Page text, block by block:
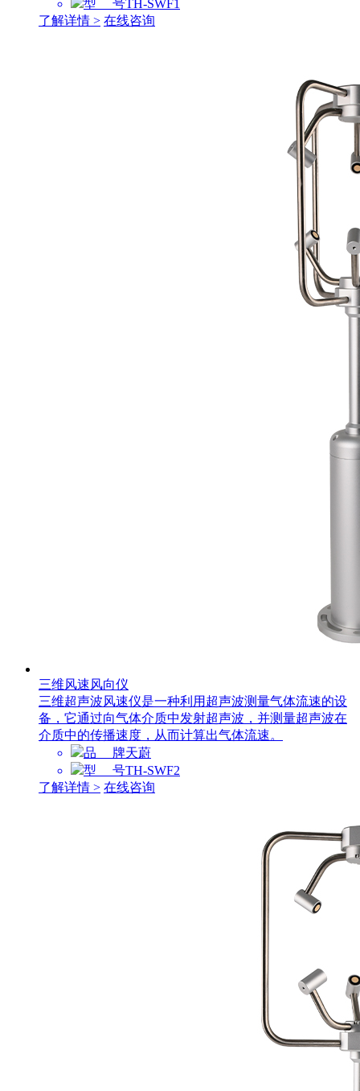
型 号TH-SWF1
了解详情 > 在线咨询
三维风速风向仪
三维超声波风速仪是一种利用超声波测量气体流速的设
备，它通过向气体介质中发射超声波，并测量超声波在
介质中的传播速度，从而计算出气体流速。
品 牌天蔚
型 号TH-SWF2
了解详情 > 在线咨询